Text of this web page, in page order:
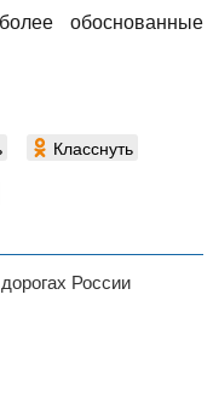
обоснованные
Класснуть
России